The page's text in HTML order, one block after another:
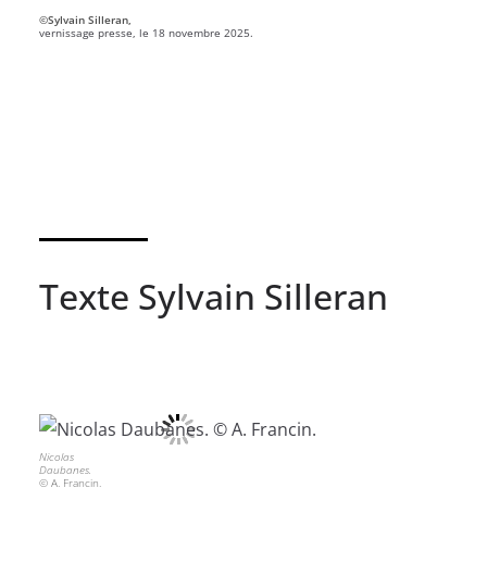
©Sylvain Silleran,
vernissage presse, le 18 novembre 2025.
Texte Sylvain Silleran
Nicolas
Daubanes.
© A. Francin.